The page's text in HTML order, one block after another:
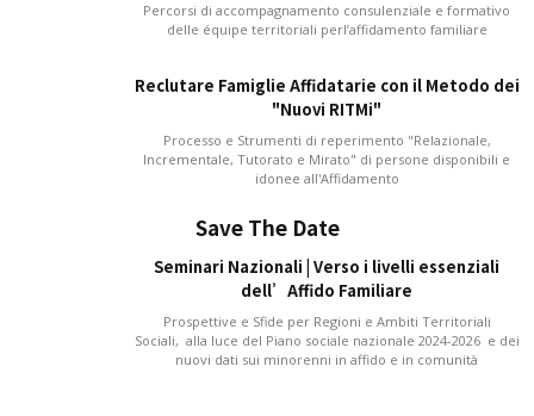
Percorsi di accompagnamento consulenziale e formativo
delle équipe territoriali perl’affidamento familiare
Reclutare Famiglie Affidatarie con il Metodo dei
"Nuovi RITMi"
Processo e Strumenti di reperimento "Relazionale,
Incrementale, Tutorato e Mirato" di persone disponibili e
idonee all'Affidamento
Save The Date
Seminari Nazionali | Verso i livelli essenziali
dell’Affido Familiare
Prospettive e Sfide per Regioni e Ambiti Territoriali
Sociali, alla luce del Piano sociale nazionale 2024-2026 e dei
nuovi dati sui minorenni in affido e in comunità